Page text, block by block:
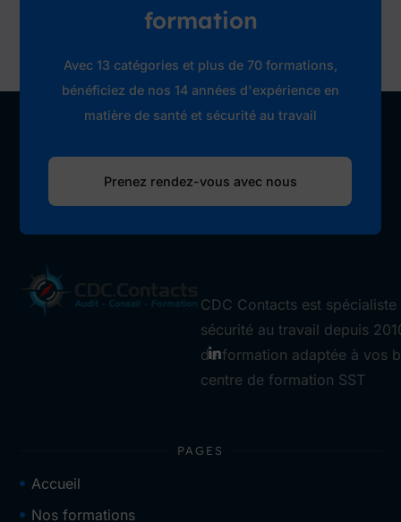
formation
Avec 13 catégories et plus de 70 formations,
bénéficiez de nos 14 années d'expérience en
matière de santé et sécurité au travail
Prenez rendez-vous avec nous
CDC Contacts est
sécurité au travail depuis
de formation adaptée à vos
centre de formation SST
PAGES
Accueil
Nos formations